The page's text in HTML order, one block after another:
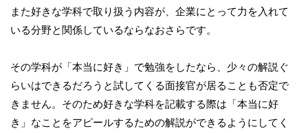
また好きな学科で取り扱う内容が、企業にとって力を入れて
いる分野と関係しているならなおさらです。
その学科が「本当に好き」で勉強をしたなら、少々の解説ぐ
らいはできるだろうと試してくる面接官が居ることも否定で
きません。そのため好きな学科を記載する際は「本当に好
き」なことをアピールするための解説ができるようにしてく